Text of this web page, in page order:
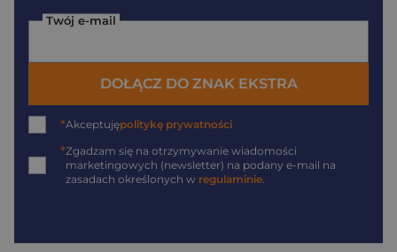
Twój e-mail
DOŁĄCZ DO ZNAK EKSTRA
*Akceptujępolitykę prywatności
*Zgadzam się na otrzymywanie wiadomości
marketingowych (newsletter) na podany e-mail na
zasadach określonych w regulaminie.